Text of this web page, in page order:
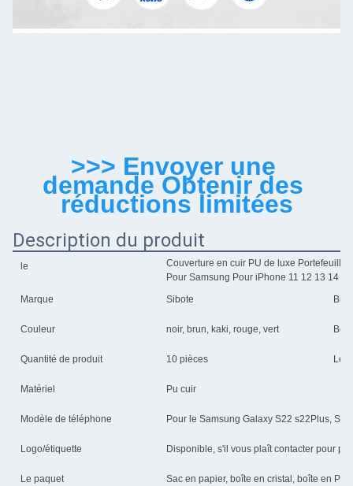
>>> Envoyer une
demande Obtenir des
réductions limitées
Description du produit
le
Couverture en cuir PU de luxe Portefeuille
Pour Samsung Pour iPhone 11 12 13 14
Marque
Sibote
Couleur noir, brun, kaki, rouge, vert
Quantité de produit 10 pièces Le
Matériel Pu cuir
Modèle de téléphone Pour le Samsung Galaxy S22 s22Plus,
Logo/étiquette Disponible, s'il vous plaît contacter pour
Le paquet Sac en papier, boîte en cristal, boîte en PVC